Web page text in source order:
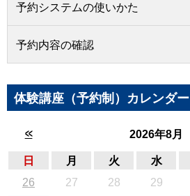
予約システムの使いかた
予約内容の確認
体験講座（予約制）カレンダー
<< 2026年8月
日 月 火 水
26
27 28 29